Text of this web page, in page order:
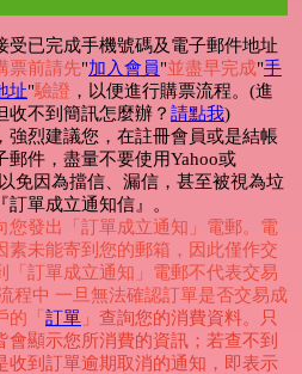
受已完成手機號碼及電子郵件地址
票前請先"加入會員"並盡早完成"手
址"驗證 ，以便進行購票流程。(進
收不到簡訊怎麼辦？ 請點我)
強烈建議您，在註冊會員或是結帳
郵件，盡量不要使用Yahoo或
免因為擋信、漏信，甚至被視為垃
單成立通知信』。
您發出「訂單成立通知」電郵。電
素未能寄到您的郵箱，因此僅作交
「訂單成立通知」電郵不代表交易
程中 一旦無法確認訂單是否交易成
的「 訂單 」查詢您的消費資料。只
會顯示您所消費的資訊；若查不到
收到訂單逾期取消的通知，即表示